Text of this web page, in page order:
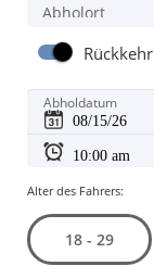
Abholort
Abholdatum
Alter des Fahrers:
18 - 29